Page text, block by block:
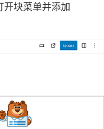
开块菜单并添加